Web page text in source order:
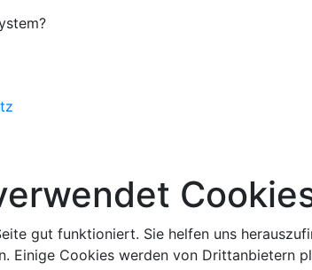
gut funktioniert. Sie helfen uns
Einige Cookies werden von Drittanbietern